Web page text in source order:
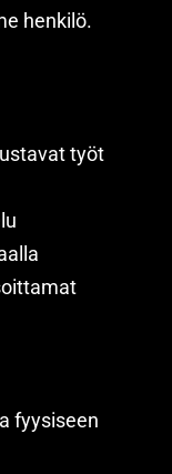
henkilö.
työt
fyysiseen